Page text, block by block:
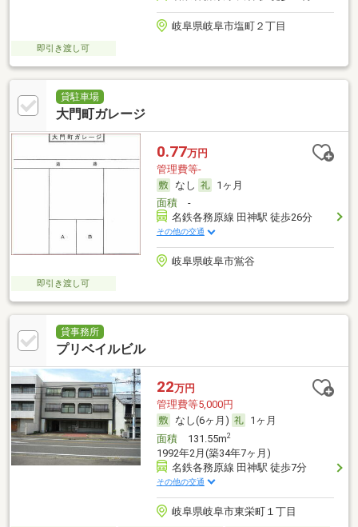
岐阜県岐阜市塩町２丁目
即引き渡し可
貸駐車場
大門町ガレージ
0.77万円
管理費等-
なし
1ヶ月
面積-
名鉄各務原線 田神駅 徒歩26分
その他の交通
岐阜県岐阜市鴬谷
即引き渡し可
貸事務所
プリベイルビル
22万円
管理費等5,000円
なし(6ヶ月)
1ヶ月
面積131.55m2
1992年2月(築34年7ヶ月)
名鉄各務原線 田神駅 徒歩7分
その他の交通
岐阜県岐阜市東栄町１丁目